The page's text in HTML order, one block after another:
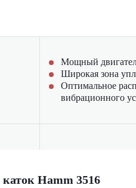
Мощный
Широкая зона
Оптимальное
вибрационного
Немецкое
Hamm 3516